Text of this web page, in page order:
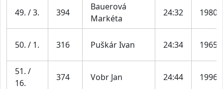
49. / 3. 394
Bauerová
Markéta
24:32 1980
50. / 1. 316 Puškár Ivan 24:34 1965
51. /
16.
374 Vobr Jan 24:44 1996